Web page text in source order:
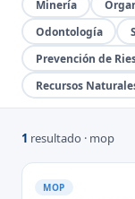
Minería
Odontología
Prevención de
Recursos
1 resultado · mop
MOP